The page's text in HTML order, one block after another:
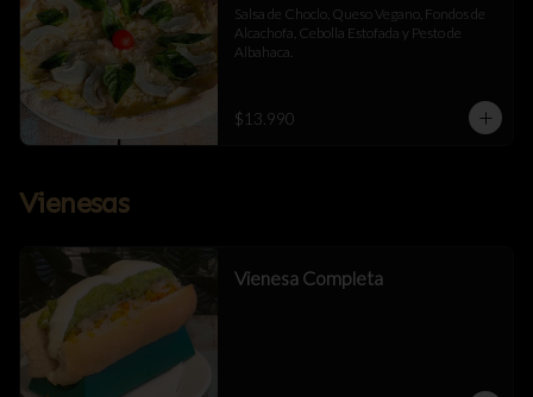
Salsa de Choclo, Queso Vegano, Fondos de
Alcachofa, Cebolla Estofada y Pesto de
Albahaca.
$13.990
Vienesas
Vienesa Completa